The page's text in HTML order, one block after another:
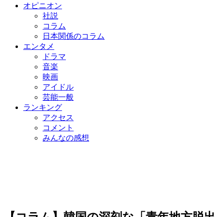
オピニオン
社説
コラム
日本関係のコラム
エンタメ
ドラマ
音楽
映画
アイドル
芸能一般
ランキング
アクセス
コメント
みんなの感想